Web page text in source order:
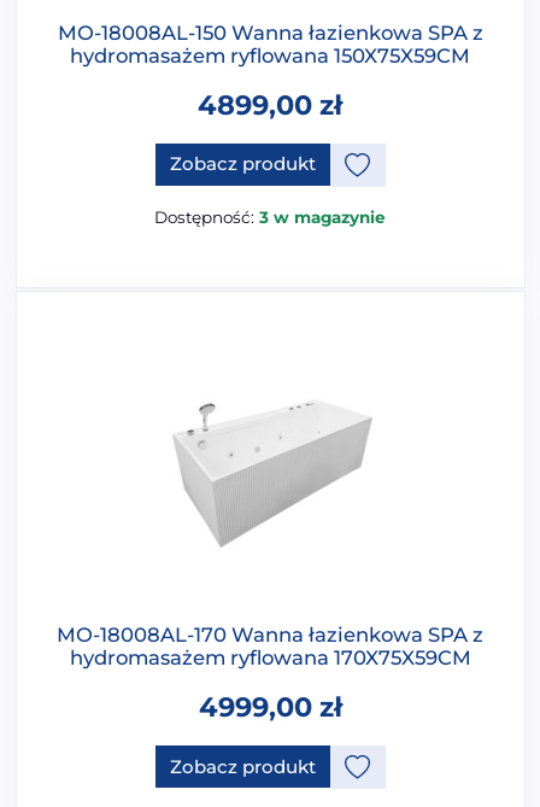
MO-18008AL-150 Wanna łazienkowa SPA z
hydromasażem ryflowana 150X75X59CM
4899,00 zł
Zobacz produkt
Dostępność: 3 w magazynie
MO-18008AL-170 Wanna łazienkowa SPA z
hydromasażem ryflowana 170X75X59CM
4999,00 zł
Zobacz produkt